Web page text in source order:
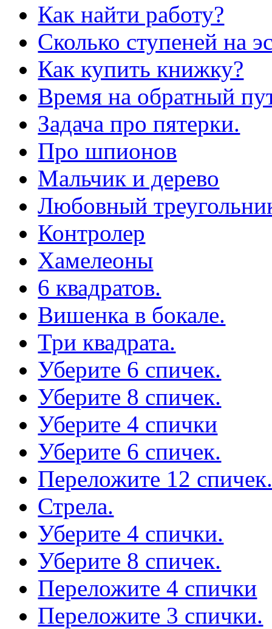
Как найти работу?
Сколько ступеней на
Как купить книжку?
Время на обратный
Задача про пятерки.
Про шпионов
Мальчик и дерево
Любовный
Контролер
Хамелеоны
6 квадратов.
Вишенка в бокале.
Три квадрата.
Уберите 6 спичек.
Уберите 8 спичек.
Уберите 4 спички
Уберите 6 спичек.
Переложите 12
Стрела.
Уберите 4 спички.
Уберите 8 спичек.
Переложите 4 спички
Переложите 3 спички.